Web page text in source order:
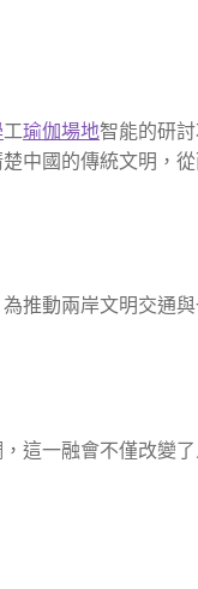
工瑜伽場地智能的研討
中國的傳統文明，
推動兩岸文明交通
這一融會不僅改變